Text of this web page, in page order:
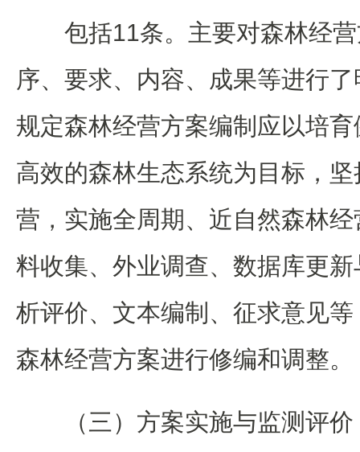
包括11条。主要对森林经
序、要求、内容、成果等进行
规定森林经营方案编制应以培
高效的森林生态系统为目标，
营，实施全周期、近自然森林
料收集、外业调查、数据库更
析评价、文本编制、征求意见
森林经营方案进行修编和调整。
（三）方案实施与监测评价